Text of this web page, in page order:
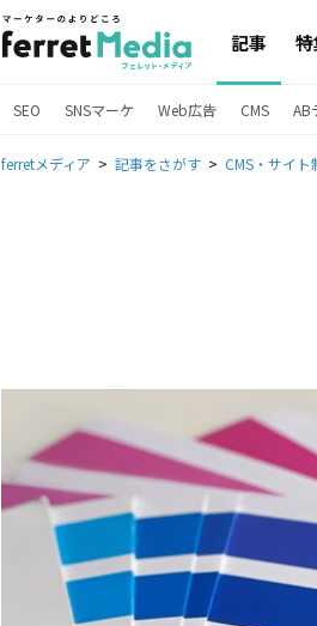
記事
SEO SNSマーケ Web広告 CMS AB
ferretメディア 記事をさがす CMS・サイト